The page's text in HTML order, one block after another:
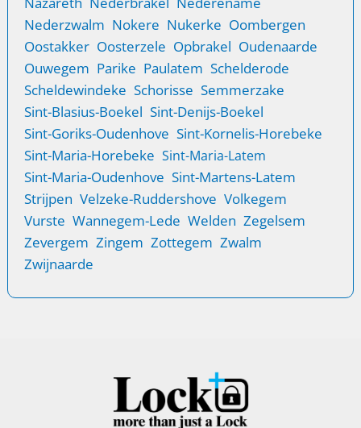
Nederzwalm Nokere Nukerke Oombergen
Oostakker Oosterzele Opbrakel Oudenaarde
Ouwegem Parike Paulatem Schelderode
Scheldewindeke Schorisse Semmerzake
Sint-Blasius-Boekel Sint-Denijs-Boekel
Sint-Goriks-Oudenhove Sint-Kornelis-Horebeke
Sint-Maria-Horebeke Sint-Maria-Latem
Sint-Maria-Oudenhove Sint-Martens-Latem
Strijpen Velzeke-Ruddershove Volkegem
Vurste Wannegem-Lede Welden Zegelsem
Zevergem Zingem Zottegem Zwalm
Zwijnaarde